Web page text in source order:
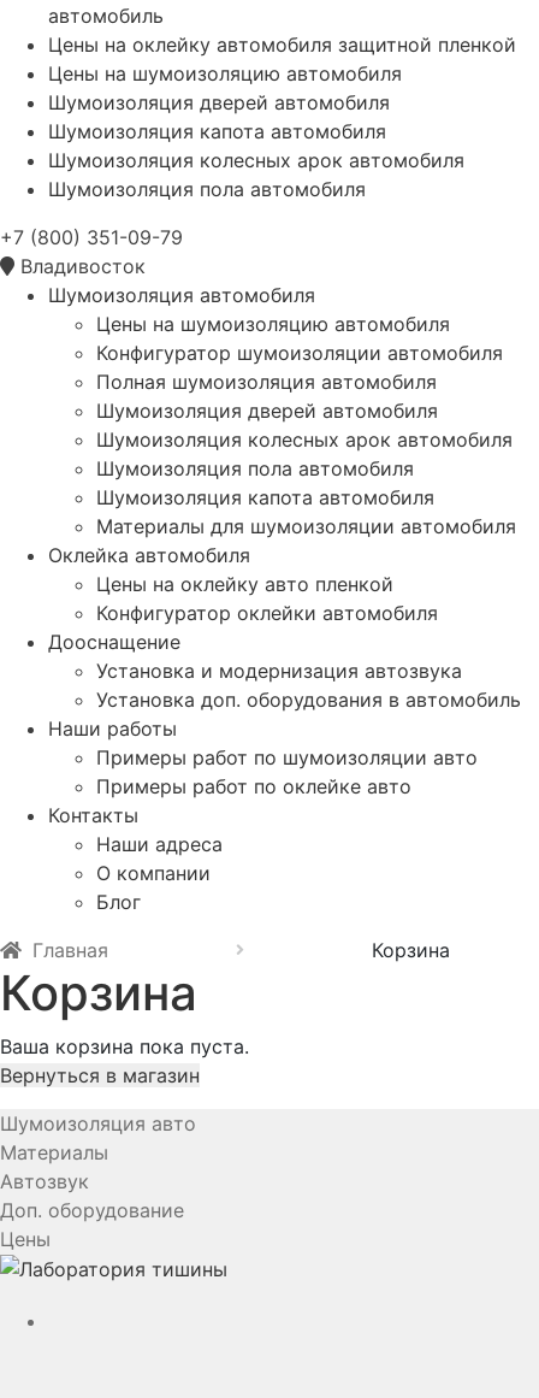
автомобиль
Цены на оклейку автомобиля защитной пленкой
Цены на шумоизоляцию автомобиля
Шумоизоляция дверей автомобиля
Шумоизоляция капота автомобиля
Шумоизоляция колесных арок автомобиля
Шумоизоляция пола автомобиля
+7 (800) 351-09-79
Владивосток
Шумоизоляция автомобиля
Цены на шумоизоляцию автомобиля
Конфигуратор шумоизоляции автомобиля
Полная шумоизоляция автомобиля
Шумоизоляция дверей автомобиля
Шумоизоляция колесных арок автомобиля
Шумоизоляция пола автомобиля
Шумоизоляция капота автомобиля
Материалы для шумоизоляции автомобиля
Оклейка автомобиля
Цены на оклейку авто пленкой
Конфигуратор оклейки автомобиля
Дооснащение
Установка и модернизация автозвука
Установка доп. оборудования в автомобиль
Наши работы
Примеры работ по шумоизоляции авто
Примеры работ по оклейке авто
Контакты
Наши адреса
О компании
Блог
Главная
Корзина
Корзина
Ваша корзина пока пуста.
Вернуться в магазин
Шумоизоляция авто
Материалы
Автозвук
Доп. оборудование
Цены